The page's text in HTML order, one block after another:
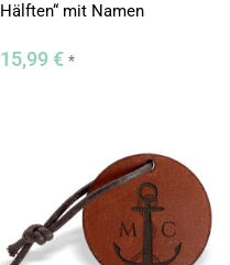
Hälften“ mit Namen
15,99 € *